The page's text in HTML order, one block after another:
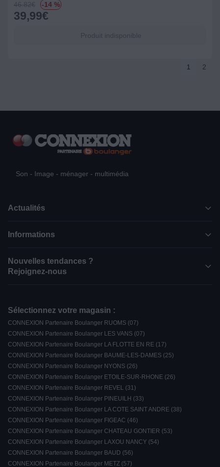
46.82€ -14 %
39,99€
Produit indisponible
1 2
Son - Image - ménager - multimédia
Actualités
Informations
Nouvelles tendances ?
Rejoignez-nous
Sélectionnez votre magasin :
CONNEXION Partenaire Boulanger RUOMS (07)
CONNEXION Partenaire Boulanger LES VANS (07)
CONNEXION Partenaire Boulanger LA FLOTTE EN RE (17)
CONNEXION Partenaire Boulanger BAUME-LES-DAMES (25)
CONNEXION Partenaire Boulanger NYONS (26)
CONNEXION Partenaire Boulanger ETOILE-SUR-RHONE (26)
CONNEXION Partenaire Boulanger REVEL (31)
CONNEXION Partenaire Boulanger PINEUILH (33)
CONNEXION Partenaire Boulanger LA COTE SAINT ANDRE (38)
CONNEXION Partenaire Boulanger FIGEAC (46)
CONNEXION Partenaire Boulanger CHATEAU GONTIER (53)
CONNEXION Partenaire Boulanger LAXOU NANCY (54)
CONNEXION Partenaire Boulanger BAUD (56)
CONNEXION Partenaire Boulanger METZ (57)